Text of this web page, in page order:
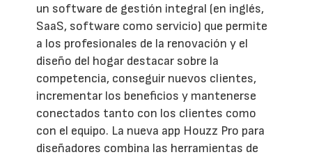
un software de gestión integral (en inglés,
SaaS, software como servicio) que permite
a los profesionales de la renovación y el
diseño del hogar destacar sobre la
competencia, conseguir nuevos clientes,
incrementar los beneficios y mantenerse
conectados tanto con los clientes como
con el equipo. La nueva app Houzz Pro para
diseñadores combina las herramientas de